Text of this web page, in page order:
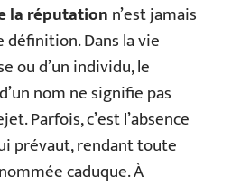
la réputationn’est jamais
définition. Dans la vie
ou d’un individu, le
nom ne signifie pas
Parfois, c’est l’absence
prévaut, rendant toute
caduque. À